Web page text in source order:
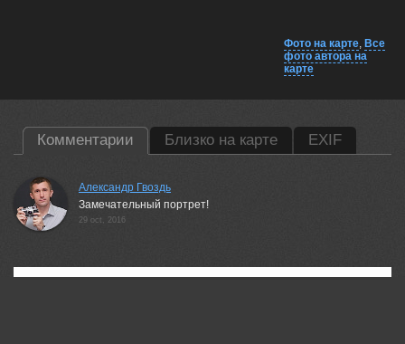
Фото на карте, Все
фото автора на
карте
Комментарии Близко на карте EXIF
Александр Гвоздь
Замечательный портрет!
29 oct, 2016